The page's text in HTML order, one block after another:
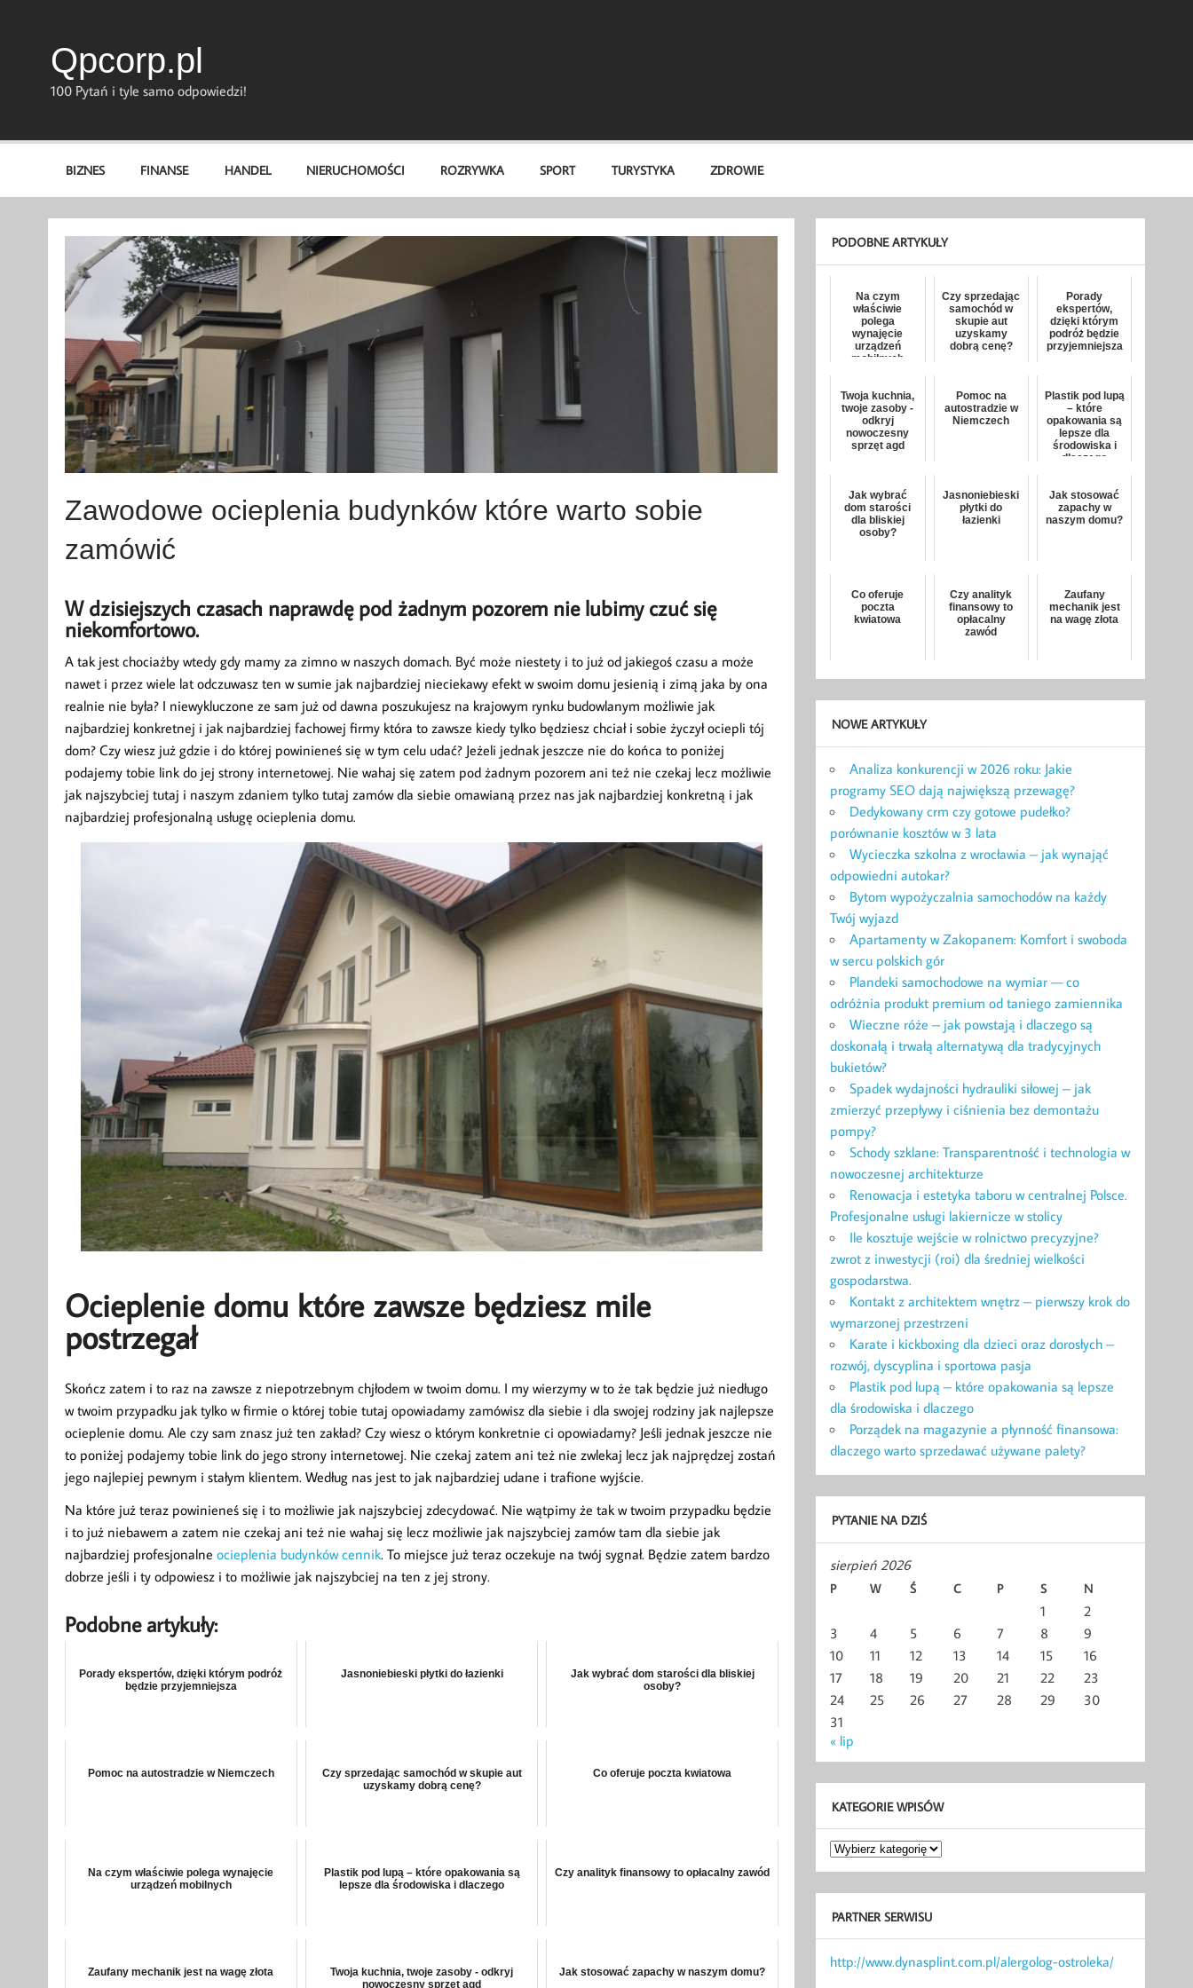
Qpcorp.pl
100 Pytań i tyle samo odpowiedzi!
BIZNES FINANSE HANDEL NIERUCHOMOŚCI ROZRYWKA SPORT TURYSTYKA ZDROWIE
Zawodowe ocieplenia budynków które warto sobie
zamówić
W dzisiejszych czasach naprawdę pod żadnym pozorem nie lubimy czuć się
niekomfortowo.
A tak jest chociażby wtedy gdy mamy za zimno w naszych domach. Być może niestety i to już od jakiegoś czasu a może
nawet i przez wiele lat odczuwasz ten w sumie jak najbardziej nieciekawy efekt w swoim domu jesienią i zimą jaka by ona
realnie nie była? I niewykluczone ze sam już od dawna poszukujesz na krajowym rynku budowlanym możliwie jak
najbardziej konkretnej i jak najbardziej fachowej firmy która to zawsze kiedy tylko będziesz chciał i sobie życzył ociepli tój
dom? Czy wiesz już gdzie i do której powinieneś się w tym celu udać? Jeżeli jednak jeszcze nie do końca to poniżej
podajemy tobie link do jej strony internetowej. Nie wahaj się zatem pod żadnym pozorem ani też nie czekaj lecz możliwie
jak najszybciej tutaj i naszym zdaniem tylko tutaj zamów dla siebie omawianą przez nas jak najbardziej konkretną i jak
najbardziej profesjonalną usługę ocieplenia domu.
Ocieplenie domu które zawsze będziesz mile
postrzegał
Skończ zatem i to raz na zawsze z niepotrzebnym chjłodem w twoim domu. I my wierzymy w to że tak będzie już niedługo
w twoim przypadku jak tylko w firmie o której tobie tutaj opowiadamy zamówisz dla siebie i dla swojej rodziny jak najlepsze
ocieplenie domu. Ale czy sam znasz już ten zakład? Czy wiesz o którym konkretnie ci opowiadamy? Jeśli jednak jeszcze nie
to poniżej podajemy tobie link do jego strony internetowej. Nie czekaj zatem ani też nie zwlekaj lecz jak najprędzej zostań
jego najlepiej pewnym i stałym klientem. Według nas jest to jak najbardziej udane i trafione wyjście.
Na które już teraz powinieneś się i to możliwie jak najszybciej zdecydować. Nie wątpimy że tak w twoim przypadku będzie
i to już niebawem a zatem nie czekaj ani też nie wahaj się lecz możliwie jak najszybciej zamów tam dla siebie jak
najbardziej profesjonalne ocieplenia budynków cennik. To miejsce już teraz oczekuje na twój sygnał. Będzie zatem bardzo
dobrze jeśli i ty odpowiesz i to możliwie jak najszybciej na ten z jej strony.
Podobne artykuły:
Porady ekspertów, dzięki którym podróż
będzie przyjemniejsza
Jasnoniebieski płytki do łazienki
Jak wybrać dom starości dla bliskiej
osoby?
Pomoc na autostradzie w Niemczech
Czy sprzedając samochód w skupie aut
uzyskamy dobrą cenę?
Co oferuje poczta kwiatowa
Na czym właściwie polega wynajęcie
urządzeń mobilnych
Plastik pod lupą – które opakowania są
lepsze dla środowiska i dlaczego
Czy analityk finansowy to opłacalny zawód
Zaufany mechanik jest na wagę złota
Twoja kuchnia, twoje zasoby - odkryj
nowoczesny sprzęt agd
Jak stosować zapachy w naszym domu?
PODOBNE ARTYKUŁY
Na czym
właściwie
polega
wynajęcie
urządzeń
mobilnych
Czy sprzedając
samochód w
skupie aut
uzyskamy
dobrą cenę?
Porady
ekspertów,
dzięki którym
podróż będzie
przyjemniejsza
Twoja kuchnia,
twoje zasoby -
odkryj
nowoczesny
sprzęt agd
Pomoc na
autostradzie w
Niemczech
Plastik pod lupą
– które
opakowania są
lepsze dla
środowiska i
dlaczego
Jak wybrać
dom starości
dla bliskiej
osoby?
Jasnoniebieski
płytki do
łazienki
Jak stosować
zapachy w
naszym domu?
Co oferuje
poczta
kwiatowa
Czy analityk
finansowy to
opłacalny
zawód
Zaufany
mechanik jest
na wagę złota
NOWE ARTYKUŁY
Analiza konkurencji w 2026 roku: Jakie
programy SEO dają największą przewagę?
Dedykowany crm czy gotowe pudełko?
porównanie kosztów w 3 lata
Wycieczka szkolna z wrocławia – jak wynająć
odpowiedni autokar?
Bytom wypożyczalnia samochodów na każdy
Twój wyjazd
Apartamenty w Zakopanem: Komfort i swoboda
w sercu polskich gór
Plandeki samochodowe na wymiar — co
odróżnia produkt premium od taniego zamiennika
Wieczne róże – jak powstają i dlaczego są
doskonałą i trwałą alternatywą dla tradycyjnych
bukietów?
Spadek wydajności hydrauliki siłowej – jak
zmierzyć przepływy i ciśnienia bez demontażu
pompy?
Schody szklane: Transparentność i technologia w
nowoczesnej architekturze
Renowacja i estetyka taboru w centralnej Polsce.
Profesjonalne usługi lakiernicze w stolicy
Ile kosztuje wejście w rolnictwo precyzyjne?
zwrot z inwestycji (roi) dla średniej wielkości
gospodarstwa.
Kontakt z architektem wnętrz – pierwszy krok do
wymarzonej przestrzeni
Karate i kickboxing dla dzieci oraz dorosłych –
rozwój, dyscyplina i sportowa pasja
Plastik pod lupą – które opakowania są lepsze
dla środowiska i dlaczego
Porządek na magazynie a płynność finansowa:
dlaczego warto sprzedawać używane palety?
PYTANIE NA DZIŚ
sierpień 2026
P W Ś C P S N
1
2
3
4 5 6 7 8
9
10
11 12 13 14 15
16
17
18 19 20 21 22
23
24
25 26 27 28 29
30
31
« lip
KATEGORIE WPISÓW
Kategorie
wpisów
PARTNER SERWISU
http://www.dynasplint.com.pl/alergolog-ostroleka/